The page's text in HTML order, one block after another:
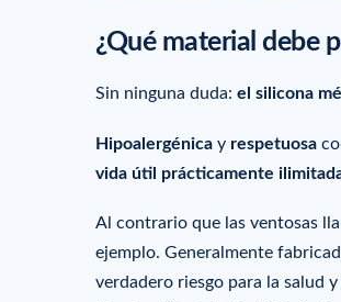
¿Qué material debe
Sin ninguna duda: el silicona
Hipoalergénica y respetuosa
vida útil prácticamente
Al contrario que las ventosas
ejemplo. Generalmente
verdadero riesgo para la salud